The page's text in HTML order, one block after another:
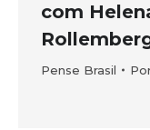
com
Pense Brasil